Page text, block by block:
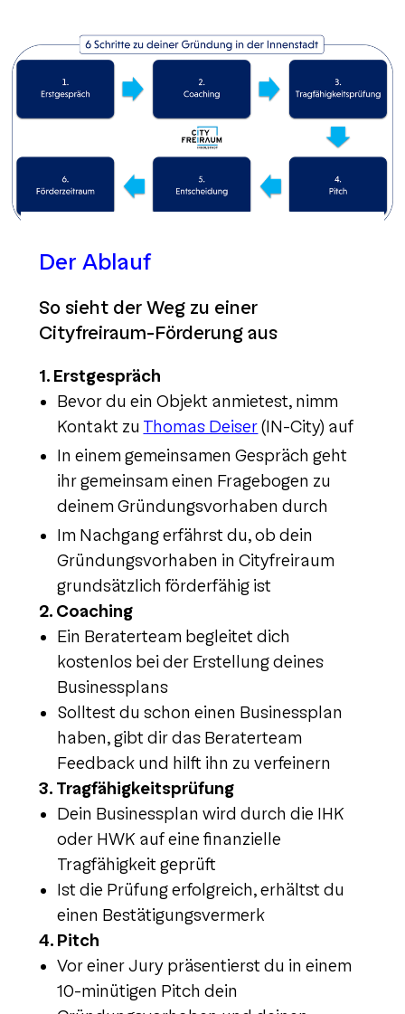
Der Ablauf
So sieht der Weg zu einer
Cityfreiraum-Förderung aus
1. Erstgespräch
Bevor du ein Objekt anmietest, nimm
Kontakt zu Thomas Deiser(IN-City) auf
In einem gemeinsamen Gespräch geht
ihr gemeinsam einen Fragebogen zu
deinem Gründungsvorhaben durch
Im Nachgang erfährst du, ob dein
Gründungsvorhaben in Cityfreiraum
grundsätzlich förderfähig ist
2. Coaching
Ein Beraterteam begleitet dich
kostenlos bei der Erstellung deines
Businessplans
Solltest du schon einen Businessplan
haben, gibt dir das Beraterteam
Feedback und hilft ihn zu verfeinern
3. Tragfähigkeitsprüfung
Dein Businessplan wird durch die IHK
oder HWK auf eine finanzielle
Tragfähigkeit geprüft
Ist die Prüfung erfolgreich, erhältst du
einen Bestätigungsvermerk
4. Pitch
Vor einer Jury präsentierst du in einem
10-minütigen Pitch dein